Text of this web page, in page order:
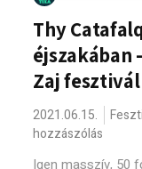
Thy
éjszakában
Zaj
2021.06.15.
hozzászólás
Igen masszív, 50